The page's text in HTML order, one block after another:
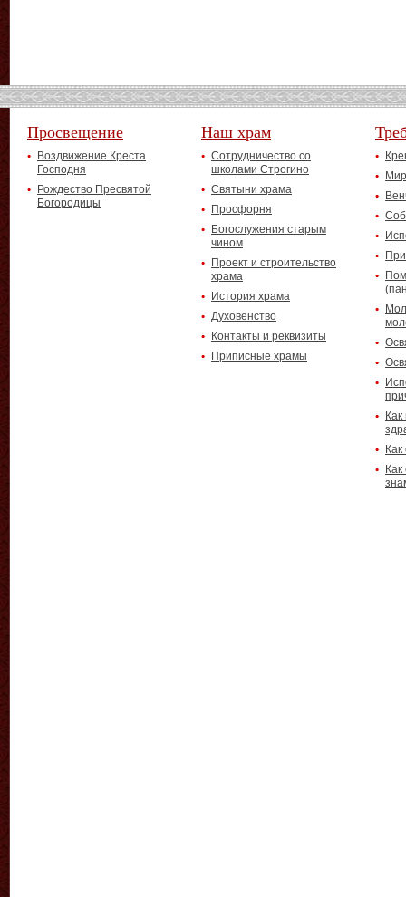
Просвещение
Воздвижение Креста
Господня
Рождество Пресвятой
Богородицы
Наш храм
Сотрудничество со
школами Строгино
Святыни храма
Просфорня
Богослужения старым
чином
Проект и строительство
храма
История храма
Духовенство
Контакты и реквизиты
Приписные храмы
Как